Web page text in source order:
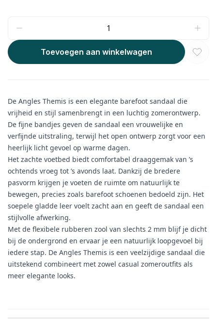
Toevoegen aan winkelwagen
De Angles Themis is een elegante barefoot sandaal die
vrijheid en stijl samenbrengt in een luchtig zomerontwerp.
De fijne bandjes geven de sandaal een vrouwelijke en
verfijnde uitstraling, terwijl het open ontwerp zorgt voor een
heerlijk licht gevoel op warme dagen.
Het zachte voetbed biedt comfortabel draaggemak van ’s
ochtends vroeg tot ’s avonds laat. Dankzij de bredere
pasvorm krijgen je voeten de ruimte om natuurlijk te
bewegen, precies zoals barefoot schoenen bedoeld zijn. Het
soepele gladde leer voelt zacht aan en geeft de sandaal een
stijlvolle afwerking.
Met de flexibele rubberen zool van slechts 2 mm blijf je dicht
bij de ondergrond en ervaar je een natuurlijk loopgevoel bij
iedere stap. De Angles Themis is een veelzijdige sandaal die
uitstekend combineert met zowel casual zomeroutfits als
meer elegante looks.